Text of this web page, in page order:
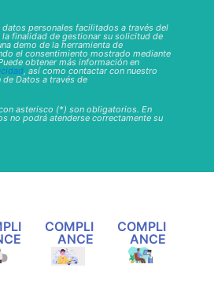
personales facilitados a través del
finalidad de gestionar su solicitud de
demo de la herramienta de
el consentimiento mostrado mediante
obtener más información en
, así como contactar con nuestro
Datos a través de
asterisco (*) son obligatorios. En
no podrá atenderse correctamente su
COMPLI
ANCE
COMPLI
ANCE